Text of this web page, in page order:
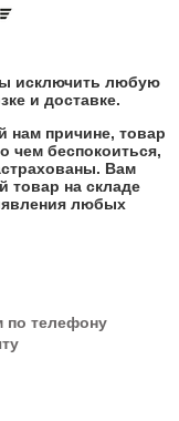
исключить любую
и доставке.
нам причине, товар
чем беспокоиться,
Вам
товар на складе
любых
по телефону